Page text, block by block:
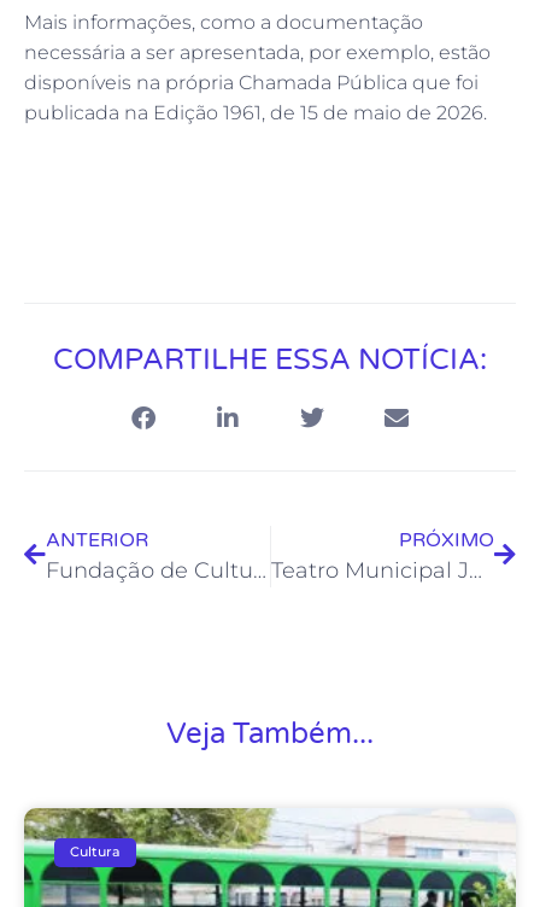
Mais informações, como a documentação
necessária a ser apresentada, por exemplo, estão
disponíveis na própria Chamada Pública que foi
publicada na Edição 1961, de 15 de maio de 2026.
COMPARTILHE ESSA NOTÍCIA:
ANTERIOR
Fundação de Cultura lança editais para curso de cerâmica e mentoria artística
PRÓXIMO
Teatro Municipal Joel Barcellos recebe Tributo a Guilherme Arantes
Veja Também...
Cultura